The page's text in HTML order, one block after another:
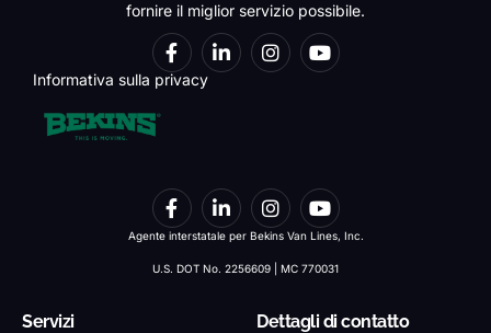
fornire il miglior servizio possibile.
Informativa sulla privacy
Agente interstatale per Bekins Van Lines, Inc.
U.S. DOT No. 2256609 | MC 770031
Servizi Dettagli di contatto